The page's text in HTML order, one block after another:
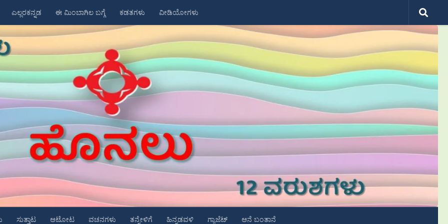
ಎಲ್ಲರಕನ್ನಡ ಈ ಮಿಂಬಾಗಿಲ ಬಗ್ಗೆ ಕಡತಗಳು ವೀಡಿಯೋಗಳು
ಸುತ್ತಾಟ ಆಟೋಟ ವಚನಗಳು ತನ್ನೇಳಿಗೆ ಹಿನ್ನಡವಳಿ ಗ್ಯಾಜೆಟ್ ಆನೆ ಬಂತಾನೆ